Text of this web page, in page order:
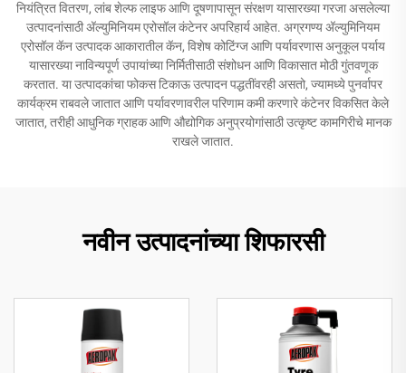
नियंत्रित वितरण, लांब शेल्फ लाइफ आणि दूषणापासून संरक्षण यासारख्या गरजा असलेल्या
उत्पादनांसाठी अ‍ॅल्युमिनियम एरोसॉल कंटेनर अपरिहार्य आहेत. अग्रगण्य अ‍ॅल्युमिनियम
एरोसॉल कॅन उत्पादक आकारातील कॅन, विशेष कोटिंग्ज आणि पर्यावरणास अनुकूल पर्याय
यासारख्या नाविन्यपूर्ण उपायांच्या निर्मितीसाठी संशोधन आणि विकासात मोठी गुंतवणूक
करतात. या उत्पादकांचा फोकस टिकाऊ उत्पादन पद्धतींवरही असतो, ज्यामध्ये पुनर्वापर
कार्यक्रम राबवले जातात आणि पर्यावरणावरील परिणाम कमी करणारे कंटेनर विकसित केले
जातात, तरीही आधुनिक ग्राहक आणि औद्योगिक अनुप्रयोगांसाठी उत्कृष्ट कामगिरीचे मानक
राखले जातात.
नवीन उत्पादनांच्या शिफारसी